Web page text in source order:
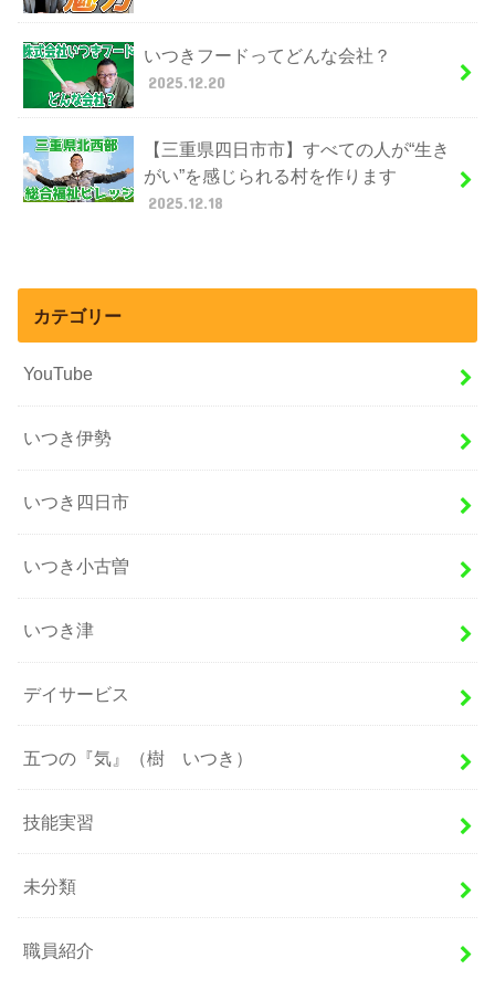
いつきフードってどんな会社？
2025.12.20
【三重県四日市市】すべての人が“生き
がい”を感じられる村を作ります
2025.12.18
カテゴリー
YouTube
いつき伊勢
いつき四日市
いつき小古曽
いつき津
デイサービス
五つの『気』（樹 いつき）
技能実習
未分類
職員紹介